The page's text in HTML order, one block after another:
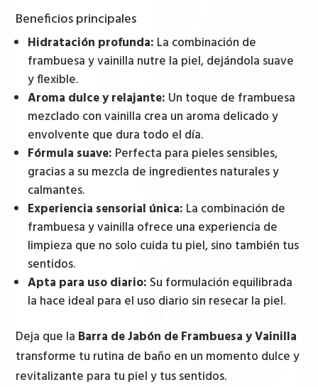
Beneficios principales
Hidratación profunda: La combinación de
frambuesa y vainilla nutre la piel, dejándola suave
y flexible.
Aroma dulce y relajante: Un toque de frambuesa
mezclado con vainilla crea un aroma delicado y
envolvente que dura todo el día.
Fórmula suave: Perfecta para pieles sensibles,
gracias a su mezcla de ingredientes naturales y
calmantes.
Experiencia sensorial única: La combinación de
frambuesa y vainilla ofrece una experiencia de
limpieza que no solo cuida tu piel, sino también tus
sentidos.
Apta para uso diario: Su formulación equilibrada
la hace ideal para el uso diario sin resecar la piel.
Deja que la Barra de Jabón de Frambuesa y Vainilla
transforme tu rutina de baño en un momento dulce y
revitalizante para tu piel y tus sentidos.